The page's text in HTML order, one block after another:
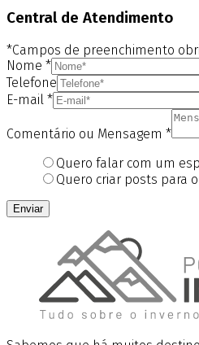
Central de Atendimento
*Campos de preenchimento
Nome *
Telefone
E-mail *
Comentário ou Mensagem *
Quero falar com um
Quero criar posts para
Enviar